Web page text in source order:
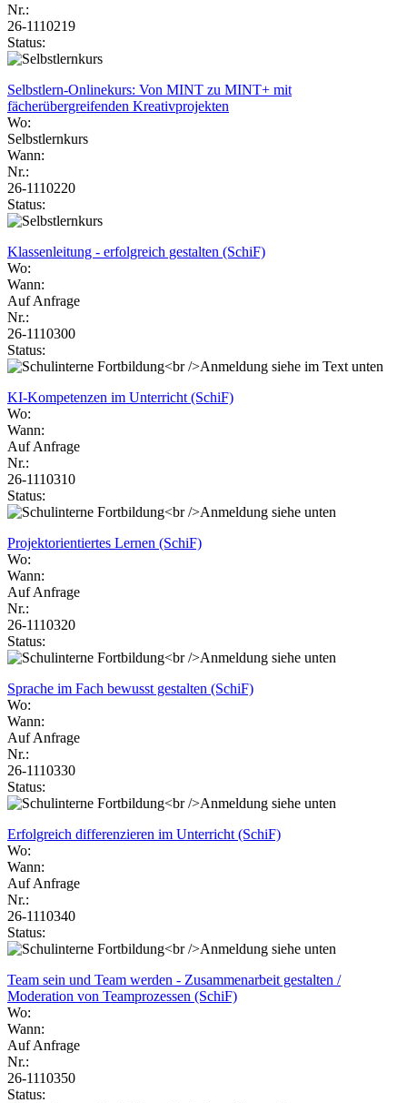
Nr.:
26-1110219
Status:
Selbstlern-Onlinekurs: Von MINT zu MINT+ mit
fächerübergreifenden Kreativprojekten
Wo:
Selbstlernkurs
Wann:
Nr.:
26-1110220
Status:
Klassenleitung - erfolgreich gestalten (SchiF)
Wo:
Wann:
Auf Anfrage
Nr.:
26-1110300
Status:
KI-Kompetenzen im Unterricht (SchiF)
Wo:
Wann:
Auf Anfrage
Nr.:
26-1110310
Status:
Projektorientiertes Lernen (SchiF)
Wo:
Wann:
Auf Anfrage
Nr.:
26-1110320
Status:
Sprache im Fach bewusst gestalten (SchiF)
Wo:
Wann:
Auf Anfrage
Nr.:
26-1110330
Status:
Erfolgreich differenzieren im Unterricht (SchiF)
Wo:
Wann:
Auf Anfrage
Nr.:
26-1110340
Status:
Team sein und Team werden - Zusammenarbeit gestalten /
Moderation von Teamprozessen (SchiF)
Wo:
Wann:
Auf Anfrage
Nr.:
26-1110350
Status: